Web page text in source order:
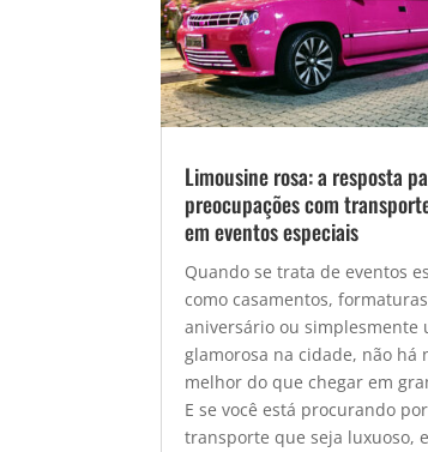
Limousine rosa: a resposta
preocupações com
em eventos especiais
Quando se trata de eventos
como casamentos,
aniversário ou simplesmente
glamorosa na cidade, não há
melhor do que chegar em
E se você está procurando
transporte que seja luxuoso,